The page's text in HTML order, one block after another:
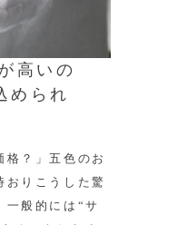
高いの
められ
格？」五色のお
おりこうした驚
一般的には“サ